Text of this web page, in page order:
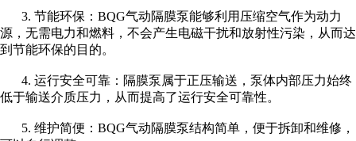
联系我们
3. 节能环保：BQG气动隔膜泵能够利用压缩空气作为动力
源，无需电力和燃料，不会产生电磁干扰和放射性污染，从而达
到节能环保的目的。
4. 运行安全可靠：隔膜泵属于正压输送，泵体内部压力始终
低于输送介质压力，从而提高了运行安全可靠性。
5. 维护简便：BQG气动隔膜泵结构简单，便于拆卸和维修，